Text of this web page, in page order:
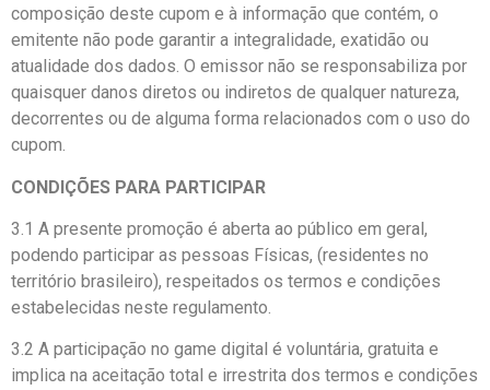
composição deste cupom e à informação que contém, o
emitente não pode garantir a integralidade, exatidão ou
atualidade dos dados. O emissor não se responsabiliza por
quaisquer danos diretos ou indiretos de qualquer natureza,
decorrentes ou de alguma forma relacionados com o uso do
cupom.
CONDIÇÕES PARA PARTICIPAR
3.1 A presente promoção é aberta ao público em geral,
podendo participar as pessoas Físicas, (residentes no
território brasileiro), respeitados os termos e condições
estabelecidas neste regulamento.
3.2 A participação no game digital é voluntária, gratuita e
implica na aceitação total e irrestrita dos termos e condições